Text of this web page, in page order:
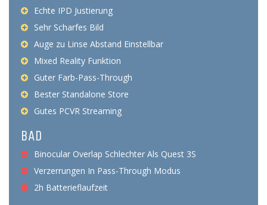
Echte IPD Justierung
Sehr Scharfes Bild
Auge zu Linse Abstand Einstellbar
Mixed Reality Funktion
Guter Farb-Pass-Through
Bester Standalone Store
Gutes PCVR Streaming
BAD
Binocular Overlap Schlechter Als Quest 3S
Verzerrungen In Pass-Through Modus
2h Batterieflaufzeit